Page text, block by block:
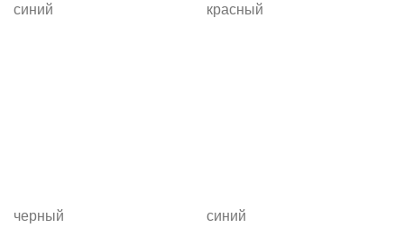
синий
черный
красный
синий